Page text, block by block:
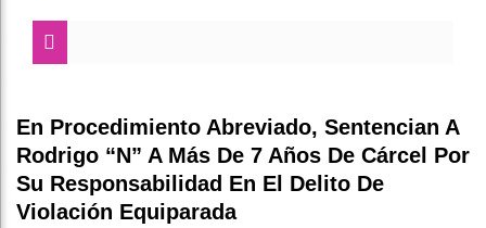
En Procedimiento Abreviado, Sentencian A
Rodrigo “N” A Más De 7 Años De Cárcel Por
Su Responsabilidad En El Delito De
Violación Equiparada